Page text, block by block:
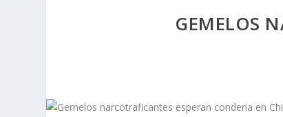
GEMELOS